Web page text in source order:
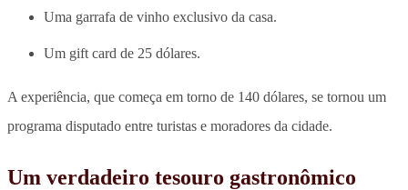
Uma garrafa de vinho exclusivo da casa.
Um gift card de 25 dólares.
A experiência, que começa em torno de 140 dólares, se tornou um
programa disputado entre turistas e moradores da cidade.
Um verdadeiro tesouro gastronômico